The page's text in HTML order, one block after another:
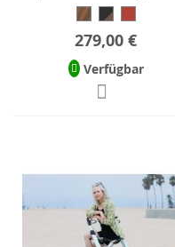
279,00 €
Verfügbar